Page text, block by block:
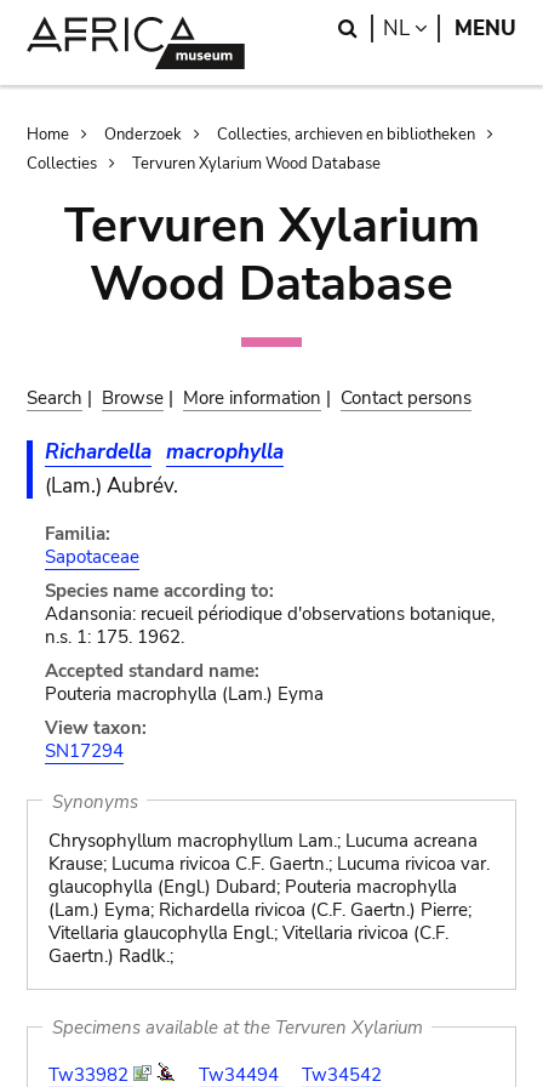
Search
NL LANGUAGE
MENU
Breadcrumb
Home Onderzoek
Collecties, archieven en bibliotheken
Collecties
Tervuren Xylarium Wood Database
Tervuren Xylarium
Wood Database
Search | Browse | More information | Contact persons
Richardella macrophylla
(Lam.) Aubrév.
Familia:
Sapotaceae
Species name according to:
Adansonia: recueil périodique d'observations botanique,
n.s. 1: 175. 1962.
Accepted standard name:
Pouteria macrophylla (Lam.) Eyma
View taxon:
SN17294
Synonyms
Chrysophyllum macrophyllum Lam.; Lucuma acreana
Krause; Lucuma rivicoa C.F. Gaertn.; Lucuma rivicoa var.
glaucophylla (Engl.) Dubard; Pouteria macrophylla
(Lam.) Eyma; Richardella rivicoa (C.F. Gaertn.) Pierre;
Vitellaria glaucophylla Engl.; Vitellaria rivicoa (C.F.
Gaertn.) Radlk.;
Specimens available at the Tervuren Xylarium
Tw33982
Tw34494
Tw34542